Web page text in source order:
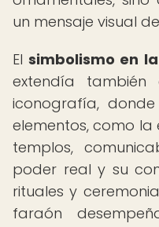
un mensaje visual
Elsimbolismo en
extendía
iconografía,
elementos, como la
templos,
poder real y su
rituales y
faraón